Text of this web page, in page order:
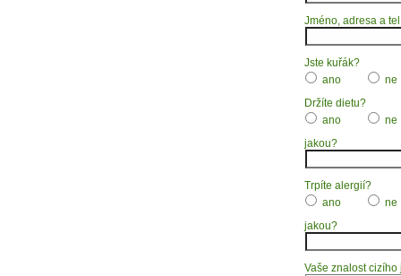
Jméno, adresa a
Jste kuřák?
ano
ne
Držíte dietu?
ano
ne
jakou?
Trpíte alergií?
ano
ne
jakou?
Vaše znalost cizího